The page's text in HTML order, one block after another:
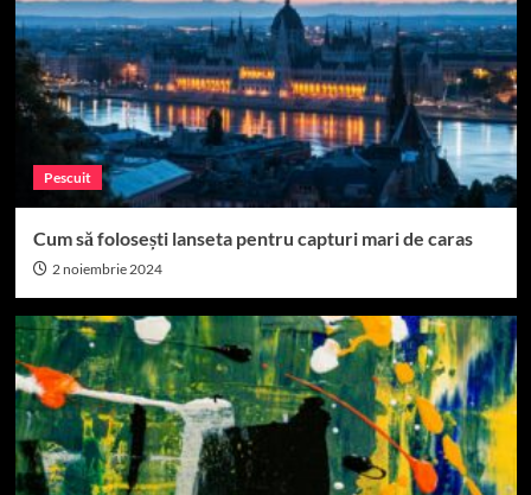
Pescuit
Cum să folosești lanseta pentru capturi mari de caras
2 noiembrie 2024